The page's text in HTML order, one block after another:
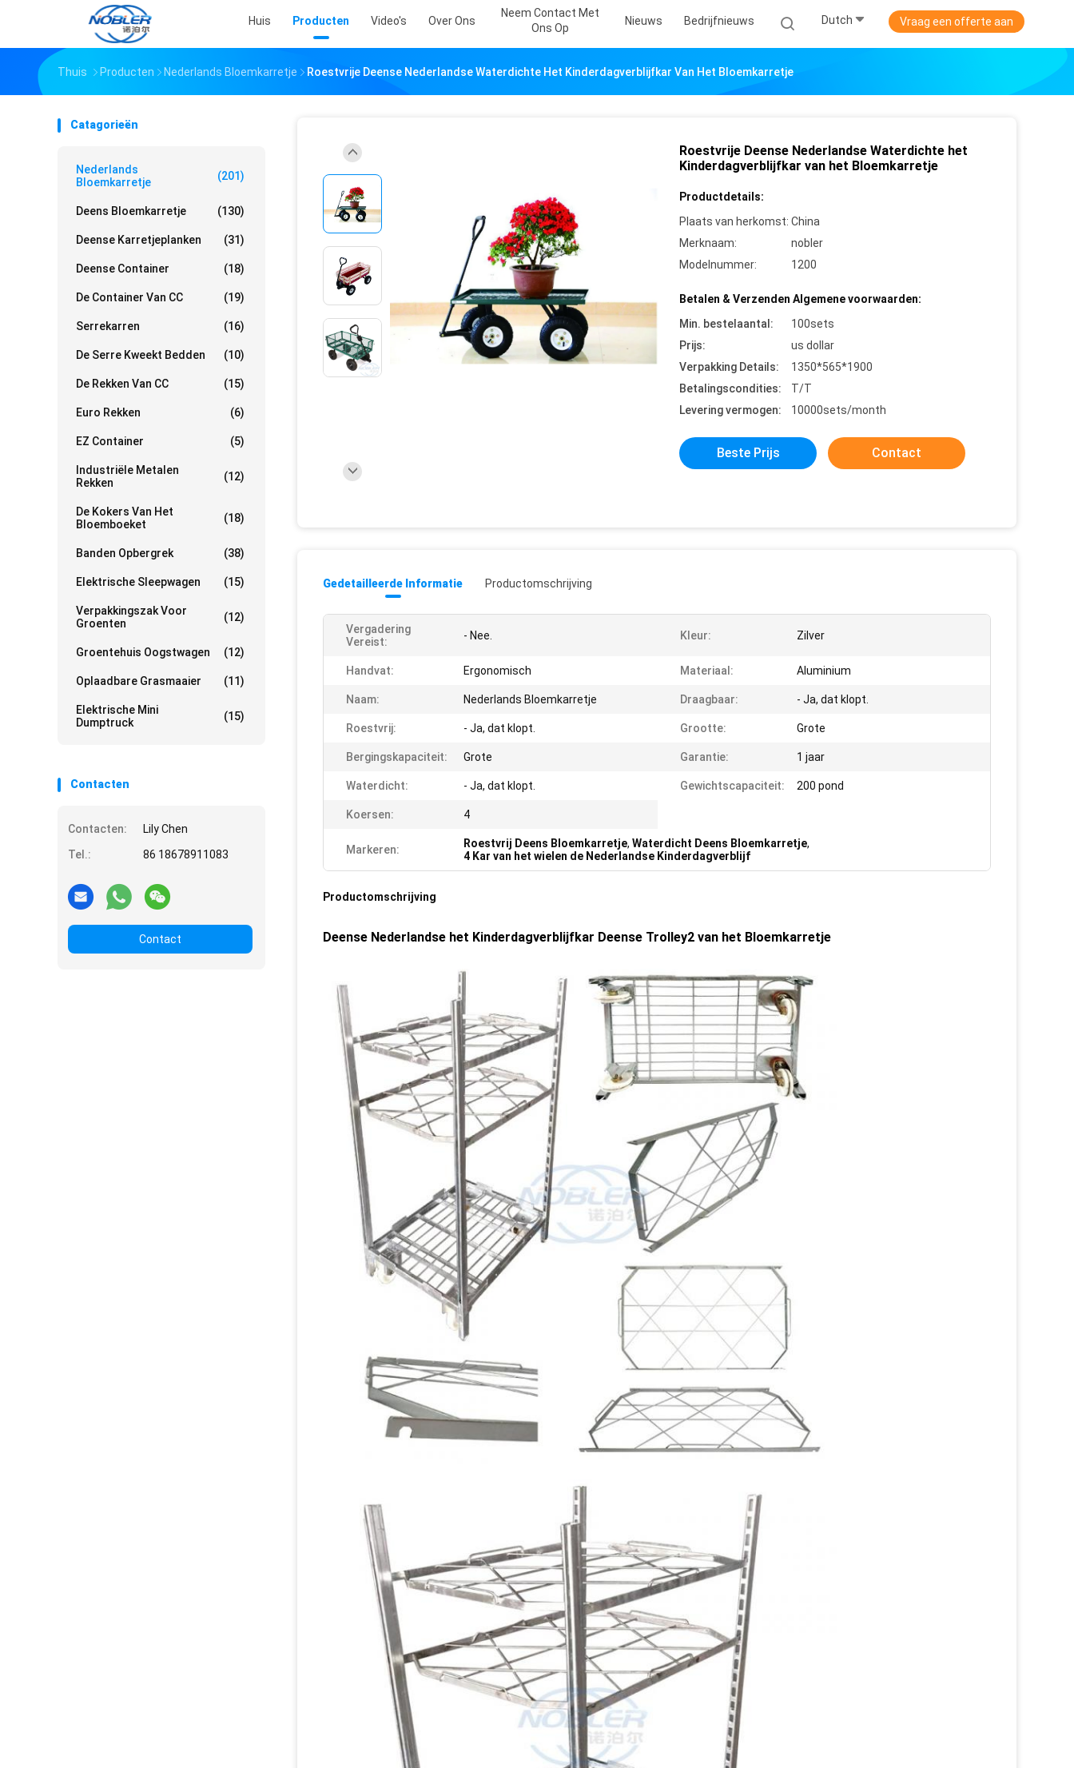
Huis Producten Video's Over Ons
Neem Contact Met
Ons Op
Nieuws Bedrijfnieuws Dutch Vraag een offerte aan
Thuis Producten Nederlands Bloemkarretje Roestvrije Deense Nederlandse Waterdichte Het Kinderdagverblijfkar Van Het Bloemkarretje
Catagorieën
Nederlands
Bloemkarretje
(201)
Deens Bloemkarretje (130)
Deense Karretjeplanken (31)
Deense Container (18)
De Container Van CC (19)
Serrekarren (16)
De Serre Kweekt Bedden (10)
De Rekken Van CC (15)
Euro Rekken (6)
EZ Container (5)
Industriële Metalen
Rekken
(12)
De Kokers Van Het
Bloemboeket
(18)
Banden Opbergrek (38)
Elektrische Sleepwagen (15)
Verpakkingszak Voor
Groenten
(12)
Groentehuis Oogstwagen (12)
Oplaadbare Grasmaaier (11)
Elektrische Mini
Dumptruck
(15)
Contacten
Contacten:
Lily Chen
Tel.:
86 18678911083
Contact
Roestvrije Deense Nederlandse Waterdichte het
Kinderdagverblijfkar van het Bloemkarretje
Productdetails:
Plaats van herkomst: China
Merknaam:
nobler
Modelnummer:
1200
Betalen & Verzenden Algemene voorwaarden:
Min. bestelaantal:
100sets
Prijs:
us dollar
Verpakking Details:
1350*565*1900
Betalingscondities:
T/T
Levering vermogen:
10000sets/month
Beste Prijs Contact
Gedetailleerde Informatie Productomschrijving
Vergadering
Vereist:
- Nee. Kleur: Zilver
Handvat: Ergonomisch Materiaal: Aluminium
Naam: Nederlands Bloemkarretje Draagbaar: - Ja, dat klopt.
Roestvrij: - Ja, dat klopt. Grootte: Grote
Bergingskapaciteit: Grote Garantie: 1 jaar
Waterdicht: - Ja, dat klopt. Gewichtscapaciteit: 200 pond
Koersen: 4
Markeren: Roestvrij Deens Bloemkarretje, Waterdicht Deens Bloemkarretje,
4 Kar van het wielen de Nederlandse Kinderdagverblijf
Productomschrijving
Deense Nederlandse het Kinderdagverblijfkar Deense Trolley2 van het Bloemkarretje